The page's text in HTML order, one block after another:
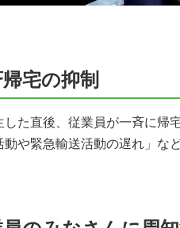
宅の抑制
した直後、従業員が一斉に帰
や緊急輸送活動の遅れ」な